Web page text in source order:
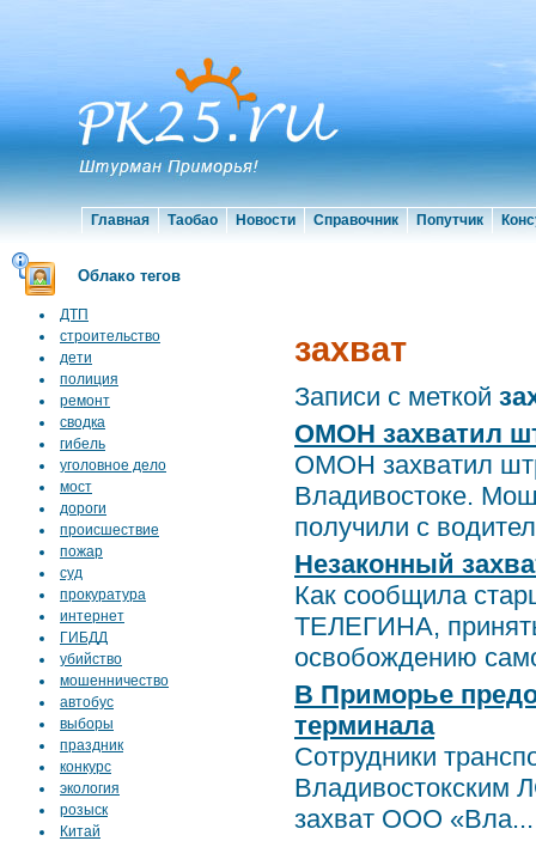
Главная Таобао Новости Справочник Попутчик
Облако тегов
ДТП
строительство
дети
полиция
ремонт
сводка
гибель
уголовное дело
мост
дороги
происшествие
пожар
суд
прокуратура
интернет
ГИБДД
убийство
мошенничество
автобус
выборы
праздник
конкурс
экология
розыск
Китай
захват
Записи с меткой
ОМОН захватил
ОМОН захватил
Владивостоке.
получили с
Незаконный
Как сообщила
ТЕЛЕГИНА,
освобождению
В Приморье
терминала
Сотрудники
Владивостокским
захват ООО «Вла...